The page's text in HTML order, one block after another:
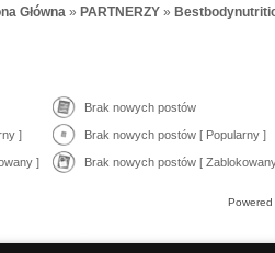
Główna » PARTNERZY »
Brak nowych postów
] Brak nowych postów [ Popularny ]
] Brak nowych postów [
Powered